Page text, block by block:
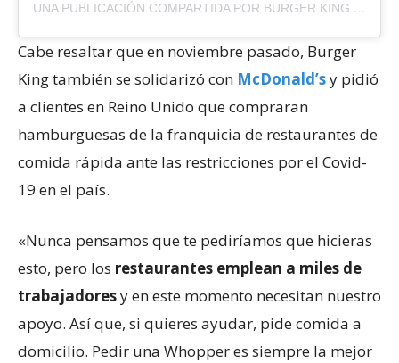
UNA PUBLICACIÓN COMPARTIDA POR BURGER KING MÉXICO (@BURGERKINGMX)
Cabe resaltar que en noviembre pasado, Burger
King también se solidarizó con McDonald’sy pidió
a clientes en Reino Unido que compraran
hamburguesas de la franquicia de restaurantes de
comida rápida ante las restricciones por el Covid-
19 en el país.
«Nunca pensamos que te pediríamos que hicieras
esto, pero los restaurantes emplean a miles de
trabajadoresy en este momento necesitan nuestro
apoyo. Así que, si quieres ayudar, pide comida a
domicilio. Pedir una Whopper es siempre la mejor